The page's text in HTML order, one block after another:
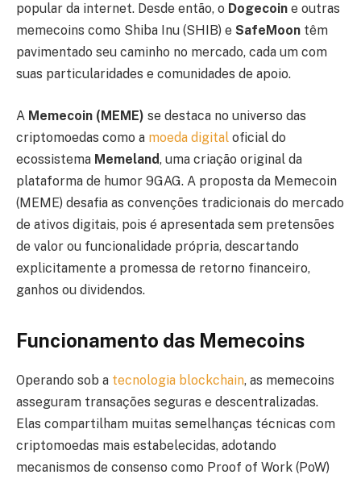
popular da internet. Desde então, o Dogecoin e outras
memecoins como Shiba Inu (SHIB) e SafeMoon têm
pavimentado seu caminho no mercado, cada um com
suas particularidades e comunidades de apoio.
A Memecoin (MEME) se destaca no universo das
criptomoedas como a moeda digital oficial do
ecossistema Memeland, uma criação original da
plataforma de humor 9GAG. A proposta da Memecoin
(MEME) desafia as convenções tradicionais do mercado
de ativos digitais, pois é apresentada sem pretensões
de valor ou funcionalidade própria, descartando
explicitamente a promessa de retorno financeiro,
ganhos ou dividendos.
Funcionamento das Memecoins
Operando sob a tecnologia blockchain, as memecoins
asseguram transações seguras e descentralizadas.
Elas compartilham muitas semelhanças técnicas com
criptomoedas mais estabelecidas, adotando
mecanismos de consenso como Proof of Work (PoW)